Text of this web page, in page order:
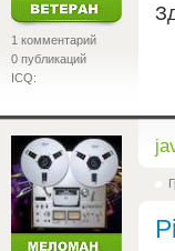
1 комментарий
0 публикаций
ICQ: